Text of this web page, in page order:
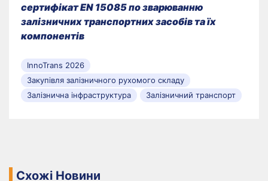
сертифікат EN 15085 по зварюванню
залізничних транспортних засобів та їх
компонентів
InnoTrans 2026
Закупівля залізничного рухомого складу
Залізнична інфраструктура
Залізничний транспорт
Схожі Новини